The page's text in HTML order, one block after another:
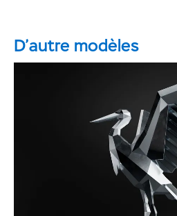
D’autre modèles